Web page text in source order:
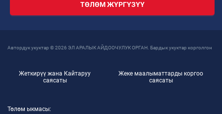
ТӨЛӨМ ЖҮРГҮЗҮҮ
Автордук укуктар © 2026 ЭЛ АРАЛЫК АЙДООЧУЛУК ОРГАН. Бардык укуктар корголгон
Жеткирүү жана Кайтаруу
саясаты
Жеке маалыматтарды коргоо
саясаты
Төлөм ыкмасы: